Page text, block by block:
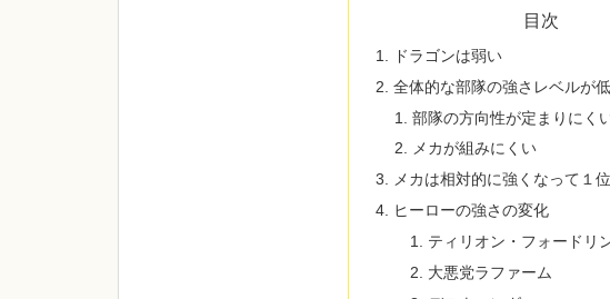
目次
ドラゴンは弱い
全体的な部隊の強さレベルが
部隊の方向性が定まりにく
メカが組みにくい
メカは相対的に強くなって１
ヒーローの強さの変化
ティリオン・フォードリ
大悪党ラファーム